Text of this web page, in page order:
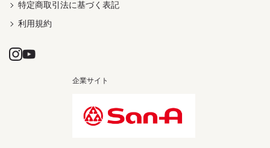
特定商取引法に基づく表記
利用規約
企業サイト